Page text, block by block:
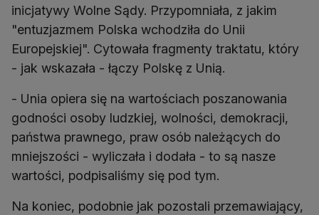
inicjatywy Wolne Sądy. Przypomniała, z jakim
"entuzjazmem Polska wchodziła do Unii
Europejskiej". Cytowała fragmenty traktatu, który
- jak wskazała - łączy Polskę z Unią.
- Unia opiera się na wartościach poszanowania
godności osoby ludzkiej, wolności, demokracji,
państwa prawnego, praw osób należących do
mniejszości - wyliczała i dodała - to są nasze
wartości, podpisaliśmy się pod tym.
Na koniec, podobnie jak pozostali przemawiający,